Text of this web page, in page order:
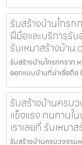
รับสร้างบ้านโกรก
ฝีมือและบริการรั
รับเหมาสร้างบ้าน
รับสร้างบ้านโกรกกราก
ออกแบบบ้านที่น่าเชื่อถือ
รับสร้างบ้านครบ
แข็งแรง ทนทาน
เราเลยที่ รับเหมา
รับสร้างบ้านครบวงจรม